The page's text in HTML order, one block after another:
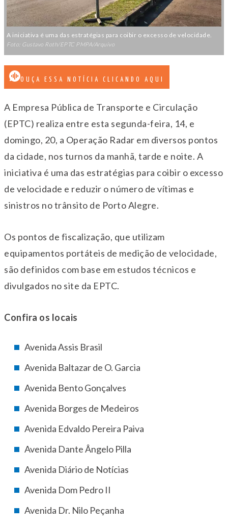
A iniciativa é uma das estratégias para coibir o excesso de velocidade.
Foto: Gustavo Roth/EPTC PMPA/Arquivo
OUÇA ESSA NOTÍCIA CLICANDO AQUI
A Empresa Pública de Transporte e Circulação
(EPTC) realiza entre esta segunda-feira, 14, e
domingo, 20, a Operação Radar em diversos pontos
da cidade, nos turnos da manhã, tarde e noite. A
iniciativa é uma das estratégias para coibir o excesso
de velocidade e reduzir o número de vítimas e
sinistros no trânsito de Porto Alegre.
Os pontos de fiscalização, que utilizam
equipamentos portáteis de medição de velocidade,
são definidos com base em estudos técnicos e
divulgados no site da EPTC.
Confira os locais
Avenida Assis Brasil
Avenida Baltazar de O. Garcia
Avenida Bento Gonçalves
Avenida Borges de Medeiros
Avenida Edvaldo Pereira Paiva
Avenida Dante Ângelo Pilla
Avenida Diário de Notícias
Avenida Dom Pedro II
Avenida Dr. Nilo Peçanha